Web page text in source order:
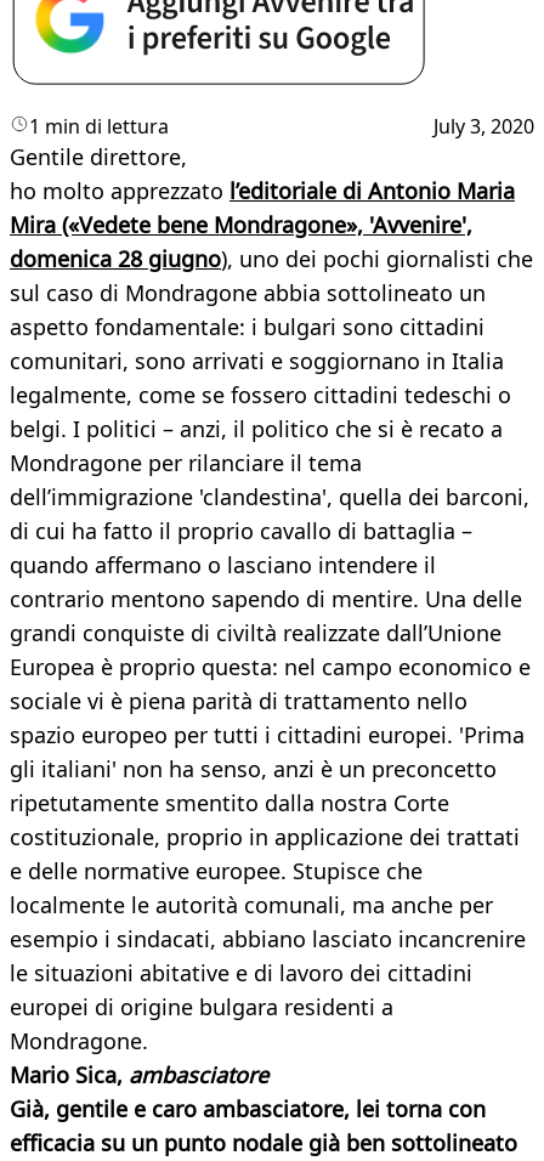
1 min di lettura July 3, 2020
Gentile direttore,
ho molto apprezzato l’editoriale di Antonio Maria
Mira («Vedete bene Mondragone», 'Avvenire',
domenica 28 giugno), uno dei pochi giornalisti che
sul caso di Mondragone abbia sottolineato un
aspetto fondamentale: i bulgari sono cittadini
comunitari, sono arrivati e soggiornano in Italia
legalmente, come se fossero cittadini tedeschi o
belgi. I politici – anzi, il politico che si è recato a
Mondragone per rilanciare il tema
dell’immigrazione 'clandestina', quella dei barconi,
di cui ha fatto il proprio cavallo di battaglia –
quando affermano o lasciano intendere il
contrario mentono sapendo di mentire. Una delle
grandi conquiste di civiltà realizzate dall’Unione
Europea è proprio questa: nel campo economico e
sociale vi è piena parità di trattamento nello
spazio europeo per tutti i cittadini europei. 'Prima
gli italiani' non ha senso, anzi è un preconcetto
ripetutamente smentito dalla nostra Corte
costituzionale, proprio in applicazione dei trattati
e delle normative europee. Stupisce che
localmente le autorità comunali, ma anche per
esempio i sindacati, abbiano lasciato incancrenire
le situazioni abitative e di lavoro dei cittadini
europei di origine bulgara residenti a
Mondragone.
Mario Sica, ambasciatore
Già, gentile e caro ambasciatore, lei torna con
efficacia su un punto nodale già ben sottolineato